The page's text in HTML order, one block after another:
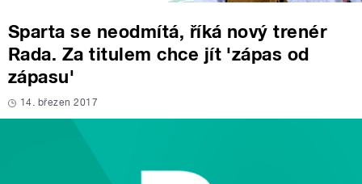
Sparta se neodmítá, říká nový trenér
Rada. Za titulem chce jít 'zápas od
zápasu'
14. březen 2017